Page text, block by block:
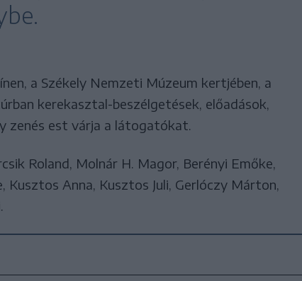
a Székely Nemzeti Múzeum kertjében, a
kerekasztal-beszélgetések, előadások,
zenés est várja a látogatókat.
Roland, Molnár H. Magor, Berényi Emőke,
Kusztos Anna, Kusztos Juli, Gerlóczy Márton,